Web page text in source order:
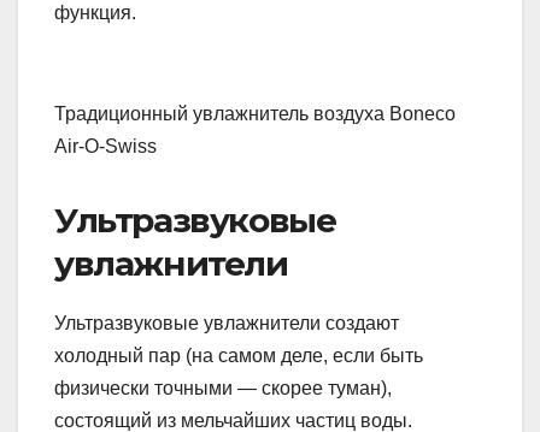
функция.
Традиционный увлажнитель воздуха Boneco
Air-O-Swiss
Ультразвуковые
увлажнители
Ультразвуковые увлажнители создают
холодный пар (на самом деле, если быть
физически точными — скорее туман),
состоящий из мельчайших частиц воды.